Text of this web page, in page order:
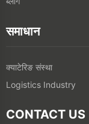
समाधान
क्याटेरिङ संस्था
Logistics Industry
CONTACT US